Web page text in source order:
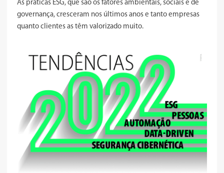
As práticas ESG, que são os fatores ambientais, sociais e de
governança, cresceram nos últimos anos e tanto empresas
quanto clientes as têm valorizado muito.